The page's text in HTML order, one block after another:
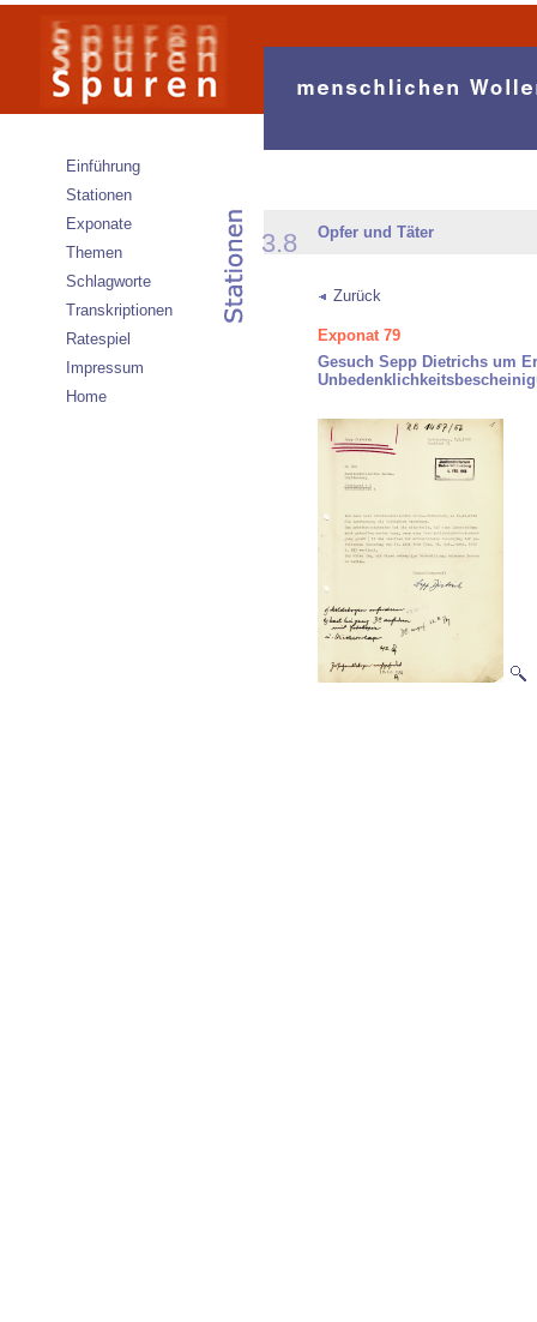
Einführung
Stationen
Exponate
Themen
Schlagworte
Transkriptionen
Ratespiel
Impressum
Home
3.8 Opfer und Täter
Zurück
Exponat 79
Gesuch Sepp Dietrichs um